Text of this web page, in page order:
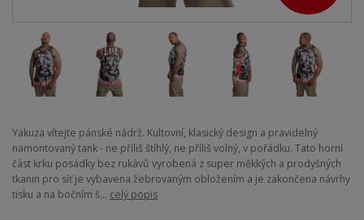
Yakuza vítejte pánské nádrž. Kultovní, klasický design a pravidelný
namontovaný tank - ne příliš štíhlý, ne příliš volný, v pořádku. Tato horní
část krku posádky bez rukávů vyrobená z super měkkých a prodyšných
tkanin pro síť je vybavena žebrovaným obložením a je zakončena návrhy
tisku a na bočním š... celý popis